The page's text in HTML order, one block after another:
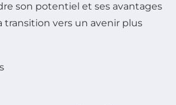
son potentiel et ses avantages
transition vers un avenir plus